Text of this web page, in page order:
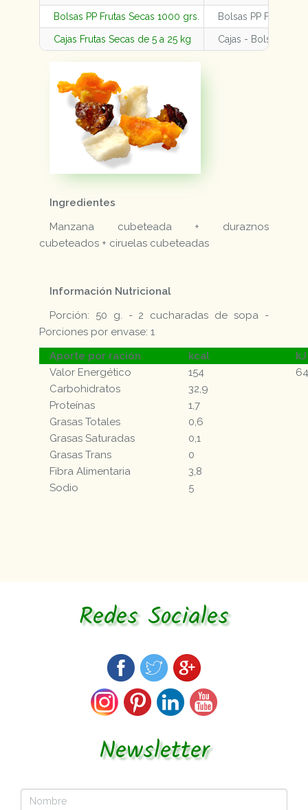
Bolsas PP Frutas Secas 1000 grs. Bolsas PP Frutas
Cajas Frutas Secas de 5 a 25 kg Cajas - Bolsas
Ingredientes
Manzana cubeteada + duraznos
cubeteados + ciruelas cubeteadas
Información Nutricional
Porción: 50 g. - 2 cucharadas de sopa -
Porciones por envase: 1
Aporte por ración
kcal
kJ
Valor Energético
154
Carbohidratos
32,9
Proteínas
1,7
Grasas Totales
0,6
Grasas Saturadas
0,1
Grasas Trans
0
Fibra Alimentaria
3,8
Sodio
5
Redes Sociales
Newsletter